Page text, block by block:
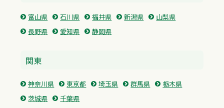
富山県 石川県 福井県 新潟県
山梨県
長野県
愛知県 静岡県
関東
神奈川県 東京都 埼玉県 群馬県
栃木県
茨城県
千葉県